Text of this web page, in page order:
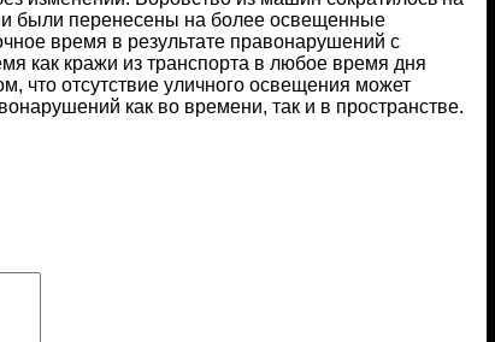
были перенесены на более освещенные
время в результате правонарушений с
как кражи из транспорта в любое время дня
что отсутствие уличного освещения может
как во времени, так и в пространстве.